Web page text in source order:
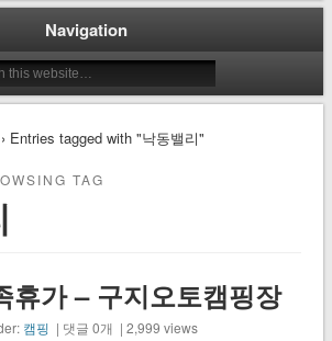
Navigation
Entries tagged with "낙동밸리"
TAG
휴가 – 구지오토캠핑장
캠핑 | 댓글 0개 | 2,999 views